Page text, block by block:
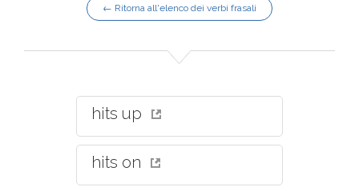
← Ritorna all'elenco dei verbi frasali
hits up
hits on